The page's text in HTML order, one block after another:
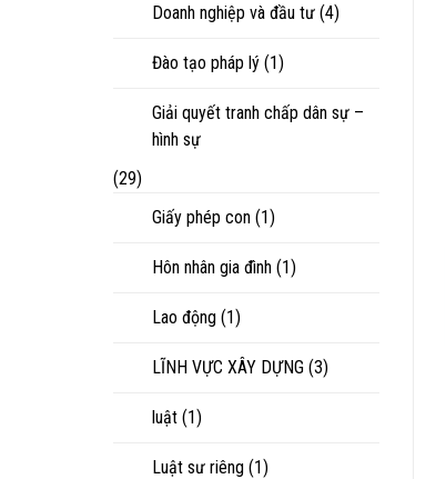
Doanh nghiệp và đầu tư (4)
Đào tạo pháp lý (1)
Giải quyết tranh chấp dân sự –
hình sự
(29)
Giấy phép con (1)
Hôn nhân gia đình (1)
Lao động (1)
LĨNH VỰC XÂY DỰNG (3)
luật (1)
Luật sư riêng (1)